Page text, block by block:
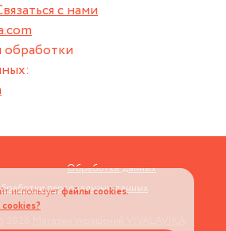
с нами
обработки
Обработка данных
персональных данных
используетфайлы cookies.